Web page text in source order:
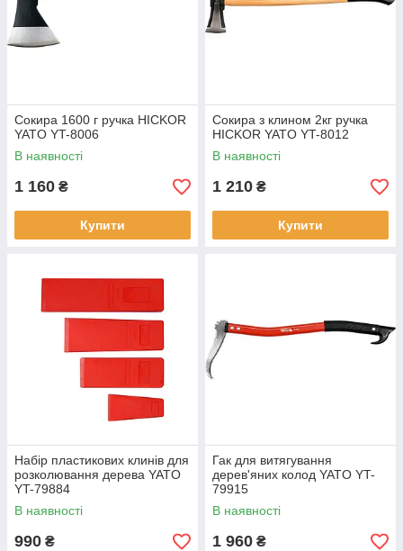
Сокира 1600 г ручка HICKOR
YATO YT-8006
В наявності
1 160 ₴
Купити
Сокира з клином 2кг ручка
HICKOR YATO YT-8012
В наявності
1 210 ₴
Купити
Набір пластикових клинів для
розколювання дерева YATO
YT-79884
В наявності
990 ₴
Гак для витягування
дерев'яних колод YATO YT-
79915
В наявності
1 960 ₴